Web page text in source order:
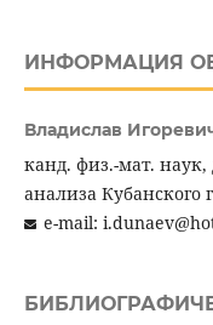
ИНФОРМАЦИЯ
Владислав
канд. физ.-мат.
анализа Кубанского
e-mail: